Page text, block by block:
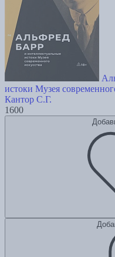
истоки Музея
Кантор С.Г.
1600